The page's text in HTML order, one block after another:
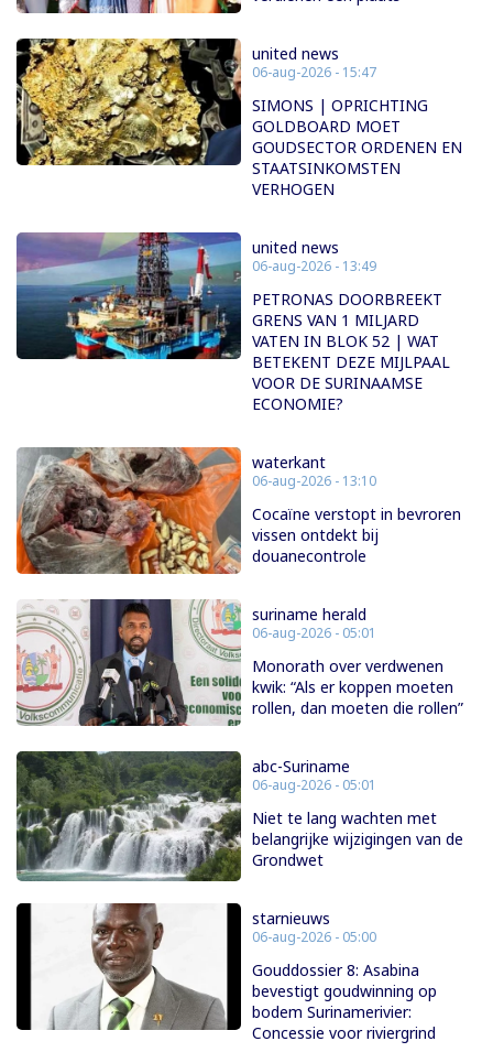
united news
06-aug-2026 - 15:47
SIMONS | OPRICHTING
GOLDBOARD MOET
GOUDSECTOR ORDENEN EN
STAATSINKOMSTEN
VERHOGEN
united news
06-aug-2026 - 13:49
PETRONAS DOORBREEKT
GRENS VAN 1 MILJARD
VATEN IN BLOK 52 | WAT
BETEKENT DEZE MIJLPAAL
VOOR DE SURINAAMSE
ECONOMIE?
waterkant
06-aug-2026 - 13:10
Cocaïne verstopt in bevroren
vissen ontdekt bij
douanecontrole
suriname herald
06-aug-2026 - 05:01
Monorath over verdwenen
kwik: “Als er koppen moeten
rollen, dan moeten die rollen”
abc-Suriname
06-aug-2026 - 05:01
Niet te lang wachten met
belangrijke wijzigingen van de
Grondwet
starnieuws
06-aug-2026 - 05:00
Gouddossier 8: Asabina
bevestigt goudwinning op
bodem Surinamerivier:
Concessie voor riviergrind